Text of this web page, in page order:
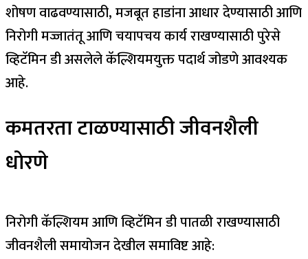
शोषण वाढवण्यासाठी, मजबूत हाडांना आधार देण्यासाठी आणि
निरोगी मज्जातंतू आणि चयापचय कार्य राखण्यासाठी पुरेसे
व्हिटॅमिन डी असलेले कॅल्शियमयुक्त पदार्थ जोडणे आवश्यक
आहे.
कमतरता टाळण्यासाठी जीवनशैली
धोरणे
निरोगी कॅल्शियम आणि व्हिटॅमिन डी पातळी राखण्यासाठी
जीवनशैली समायोजन देखील समाविष्ट आहे: